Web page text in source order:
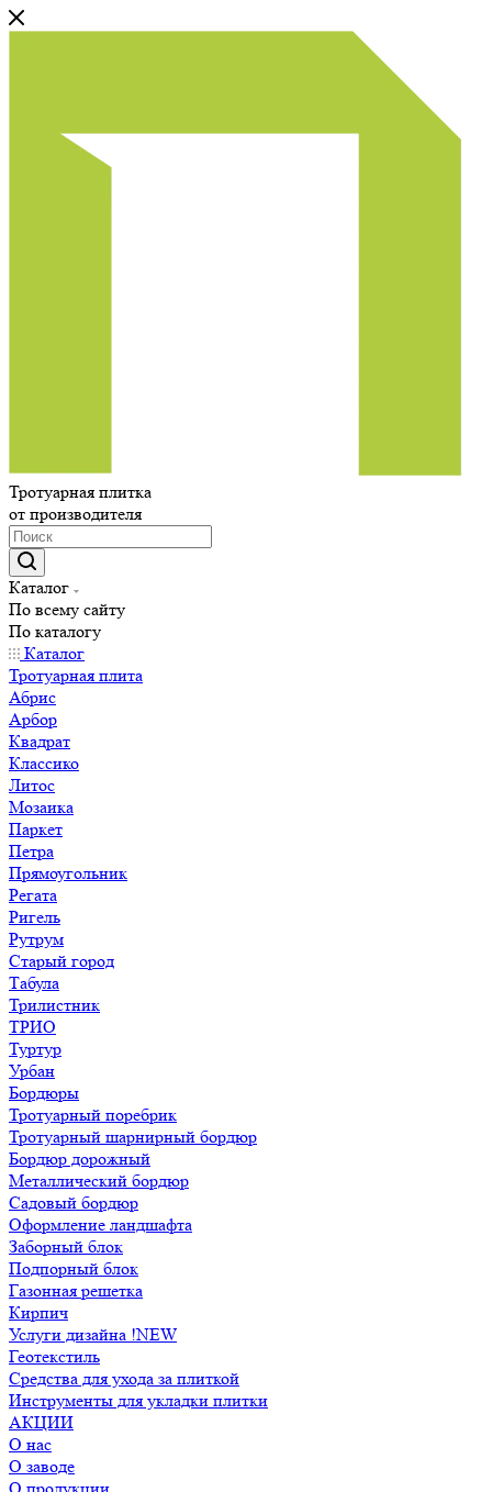
Тротуарная плитка
от производителя
Каталог
По всему сайту
По каталогу
Каталог
Тротуарная плита
Абрис
Арбор
Квадрат
Классико
Литос
Мозаика
Паркет
Петра
Прямоугольник
Регата
Ригель
Рутрум
Старый город
Табула
Трилистник
ТРИО
Туртур
Урбан
Бордюры
Тротуарный поребрик
Тротуарный шарнирный бордюр
Бордюр дорожный
Металлический бордюр
Садовый бордюр
Оформление ландшафта
Заборный блок
Подпорный блок
Газонная решетка
Кирпич
Услуги дизайна !NEW
Геотекстиль
Средства для ухода за плиткой
Инструменты для укладки плитки
АКЦИИ
О нас
О заводе